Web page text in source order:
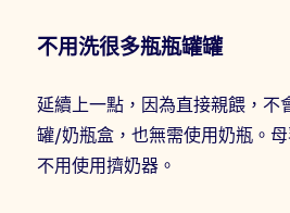
不用洗很多瓶瓶罐罐
延續上一點，因為直接親餵，不
罐/奶瓶盒，也無需使用奶瓶。
不用使用擠奶器。